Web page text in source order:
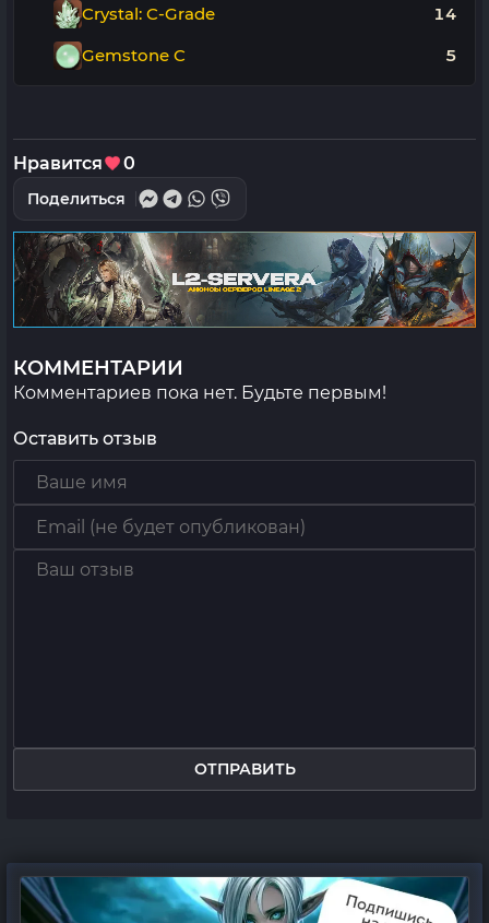
Crystal: C-Grade 14
Gemstone C 5
Нравится 0
Поделиться
КОММЕНТАРИИ
Комментариев пока нет. Будьте первым!
Оставить отзыв
ОТПРАВИТЬ